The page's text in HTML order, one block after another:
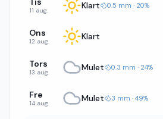
11 aug. Klart 0.5 mm · 20%
Ons
12 aug. Klart
Tors
13 aug. Mulet 0.3 mm · 24%
Fre
14 aug. Mulet 3 mm · 49%